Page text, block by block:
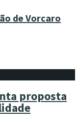
de Vorcaro
proposta